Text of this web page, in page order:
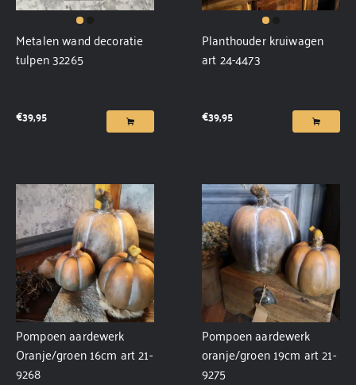
Metalen wand decoratie
tulpen 32265
€39,95
Planthouder kruiwagen
art 24-4473
€39,95
Pompoen aardewerk
Oranje/groen 16cm art 21-
9268
Pompoen aardewerk
oranje/groen 19cm art 21-
9275